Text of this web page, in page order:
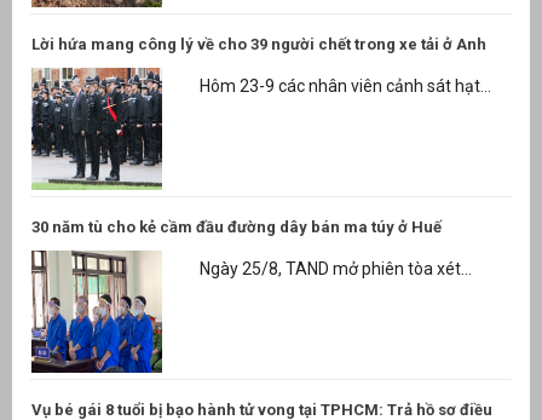
Lời hứa mang công lý về cho 39 người chết trong xe tải ở Anh
Hôm 23-9 các nhân viên cảnh sát hạt...
30 năm tù cho kẻ cầm đầu đường dây bán ma túy ở Huế
Ngày 25/8, TAND mở phiên tòa xét...
Vụ bé gái 8 tuổi bị bạo hành tử vong tại TPHCM: Trả hồ sơ điều